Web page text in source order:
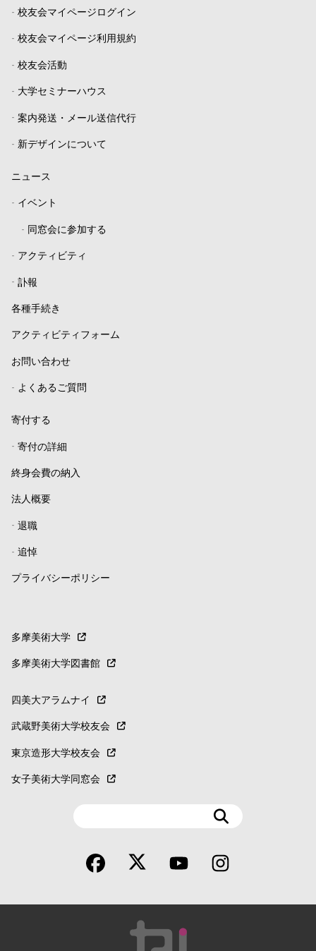
- 校友会マイページログイン
- 校友会マイページ利用規約
- 校友会活動
- 大学セミナーハウス
- 案内発送・メール送信代行
- 新デザインについて
ニュース
- イベント
- 同窓会に参加する
- アクティビティ
- 訃報
各種手続き
アクティビティフォーム
お問い合わせ
- よくあるご質問
寄付する
- 寄付の詳細
終身会費の納入
法人概要
- 退職
- 追悼
プライバシーポリシー
多摩美術大学
多摩美術大学図書館
四美大アラムナイ
武蔵野美術大学校友会
東京造形大学校友会
女子美術大学同窓会